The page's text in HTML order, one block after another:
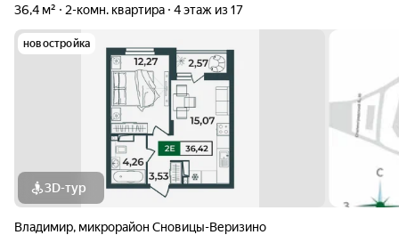
36,4 м²
2-комн. квартира 4 этаж из 17
новостройка
3D-тур
Владимир, микрорайон Сновицы-Веризино